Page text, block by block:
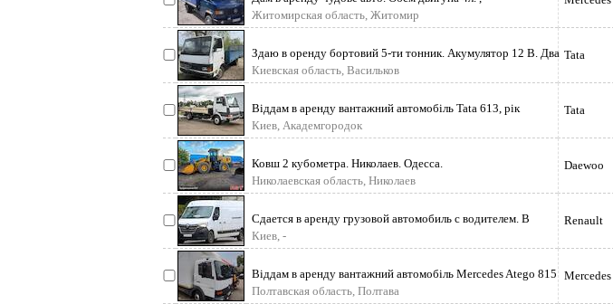
вантажопідємнісь 4. 6т. Буда задн
Житомирская область, Житомир
Здаю в оренду бортовий 5-ти тонник. Акумулятор 12 В. Два
пасажири + водій. Гу
Киевская область, Васильков
Tata
Віддам в аренду вантажний автомобіль Tata 613, рік
випуску 2008р, бортовий. Ван
Киев, Академгородок
Tata
Ковш 2 кубометра. Николаев. Одесса.
Николаевская область, Николаев
Daewoo
Сдается в аренду грузовой автомобиль с водителем. В
месяц 20000грн. Водитель и
Киев, -
Renault
Віддам в аренду вантажний автомобіль Мercedes Atego 815
объем 4.3 рік випуску 20
Полтавская область, Полтава
Mercedes